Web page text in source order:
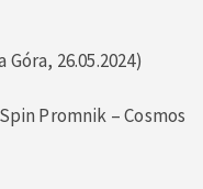
26.05.2024)
Promnik – Cosmos